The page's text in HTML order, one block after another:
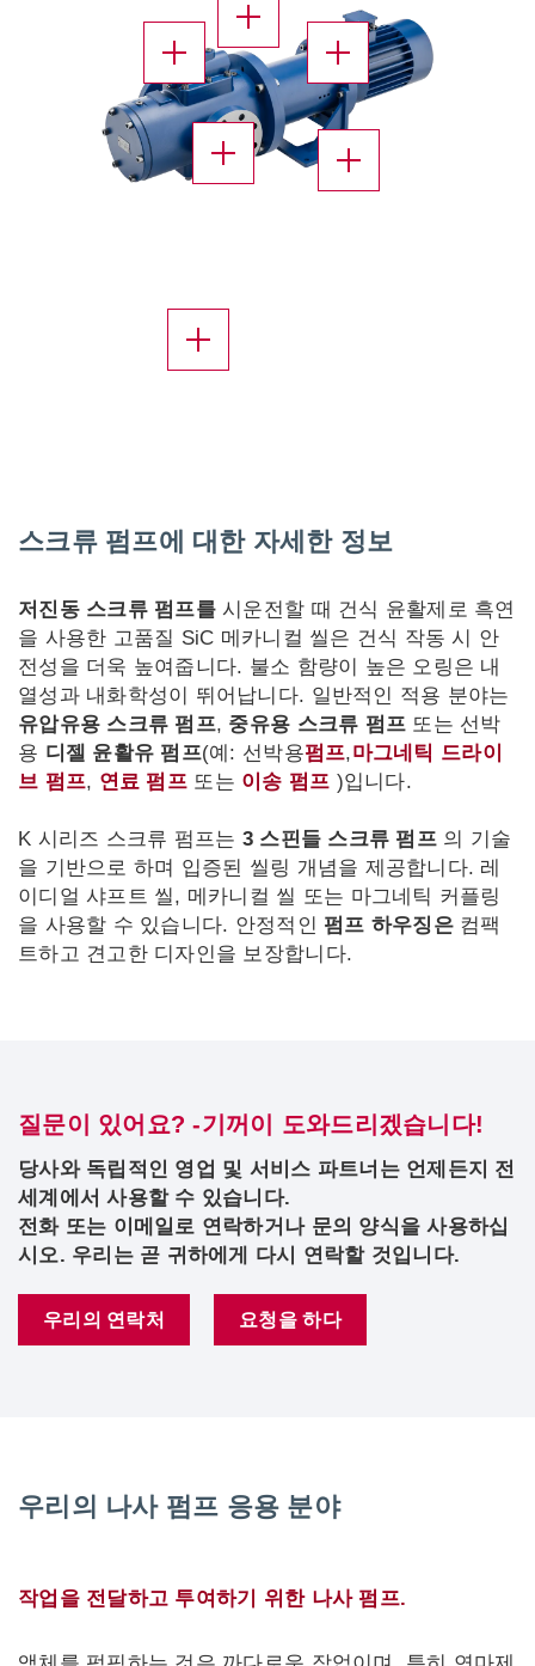
X
스크류 펌프에 대한 자세한 정보
저진동 스크류 펌프를시운전할 때 건식 윤활제로 흑연
을 사용한 고품질 SiC 메카니컬 씰은 건식 작동 시 안
전성을 더욱 높여줍니다. 불소 함량이 높은 오링은 내
열성과 내화학성이 뛰어납니다. 일반적인 적용 분야는
유압유용 스크류 펌프, 중유용 스크류 펌프 또는 선박
용 디젤 윤활유 펌프(예: 선박용펌프,마그네틱 드라이
브 펌프, 연료 펌프또는 이송 펌프 )입니다.
K 시리즈 스크류 펌프는 3 스핀들 스크류 펌프의 기술
을 기반으로 하며 입증된 씰링 개념을 제공합니다. 레
이디얼 샤프트 씰, 메카니컬 씰 또는 마그네틱 커플링
을 사용할 수 있습니다. 안정적인 펌프 하우징은컴팩
트하고 견고한 디자인을 보장합니다.
질문이 있어요? -기꺼이 도와드리겠습니다!
당사와 독립적인 영업 및 서비스 파트너는 언제든지 전
세계에서 사용할 수 있습니다.
전화 또는 이메일로 연락하거나 문의 양식을 사용하십
시오. 우리는 곧 귀하에게 다시 연락할 것입니다.
우리의 연락처 요청을 하다
우리의 나사 펌프 응용 분야
작업을 전달하고 투여하기 위한 나사 펌프.